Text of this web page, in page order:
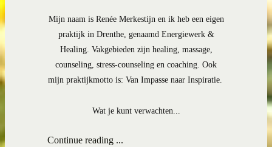
Mijn naam is Renée Merkestijn en ik heb een eigen
praktijk in Drenthe, genaamd Energiewerk &
Healing. Vakgebieden zijn healing, massage,
counseling, stress-counseling en coaching. Ook
mijn praktijkmotto is: Van Impasse naar Inspiratie.
Wat je kunt verwachten...
Continue reading ...